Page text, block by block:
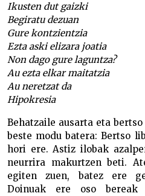
Ikusten dut gaizki
Begiratu dezuan
Gure kontzientzia
Ezta aski elizara joatia
Non dago gure laguntza?
Au ezta elkar maitatzia
Au neretzat da
Hipokresia
Behatzaile ausarta eta
beste modu batera: Bertso
hori ere. Astiz ilobak
neurrira makurtzen beti.
egiten zuen, batez ere
Doinuak ere oso bereak